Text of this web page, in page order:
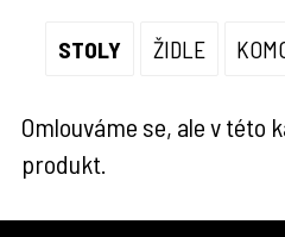
STOLY ŽIDLE
Omlouváme se, ale v této
produkt.